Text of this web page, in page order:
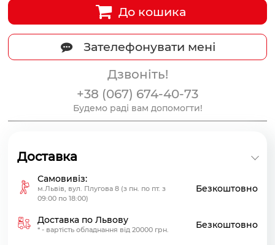
До кошика
Зателефонувати мені
Дзвоніть!
+38 (067) 674-40-73
Будемо раді вам допомогти!
Доставка
Самовивіз:
м.Львів, вул. Плугова 8 (з пн. по пт. з
09:00 по 18:00)
Безкоштовно
Доставка по Львову
* - вартість обладнання від 20000 грн. Безкоштовно